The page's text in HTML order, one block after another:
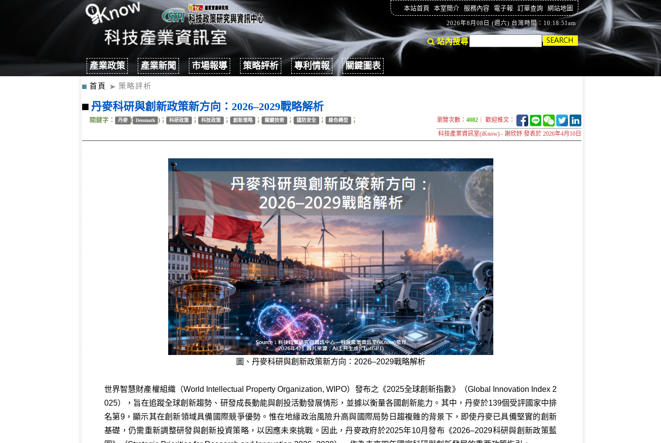
本站首頁 本室簡介 服務內容 電子報 訂單查詢 網站地圖
2026年8月08日 (週六) 台灣時間：10:18:52am
站內搜尋
產業政策 產業新聞 市場報導 策略評析 專利情報 關鍵圖表
首頁 策略評析
丹麥科研與創新政策新方向：2026–2029戰略解析
關鍵字： 丹麥 ( Denmark )； 科研政策 ； 科技政策 ； 創新策略 ； 關鍵技術 ； 國防安全 ； 綠色轉型 ； 瀏覽次數： 4082 ｜ 歡迎推文：
科技產業資訊室(iKnow) - 謝欣妤 發表於 2026年4月10日
圖、丹麥科研與創新政策新方向：2026–2029戰略解析
世界智慧財產權組織（World Intellectual Property Organization, WIPO）發布之《2025全球創新指數》（Global Innovation Index 2
025），旨在追蹤全球創新趨勢、研發成長動能與創投活動發展情形，並據以衡量各國創新能力。其中，丹麥於139個受評國家中排
名第9，顯示其在創新領域具備國際競爭優勢。惟在地緣政治風險升高與國際局勢日趨複雜的背景下，即使丹麥已具備堅實的創新
基礎，仍需重新調整研發與創新投資策略，以因應未來挑戰。因此，丹麥政府於2025年10月發布《2026–2029科研與創新政策藍